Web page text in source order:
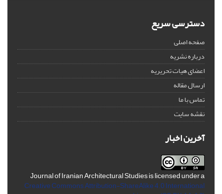
دسترسی سریع
صفحه اصلی
درباره نشریه
اعضای هیات تحریریه
ارسال مقاله
تماس با ما
نقشه سایت
آخرین اخبار
Journal of Iranian Architectural Studies is licensed under a
Creative Commons Attribution-ShareAlike 4.0 International